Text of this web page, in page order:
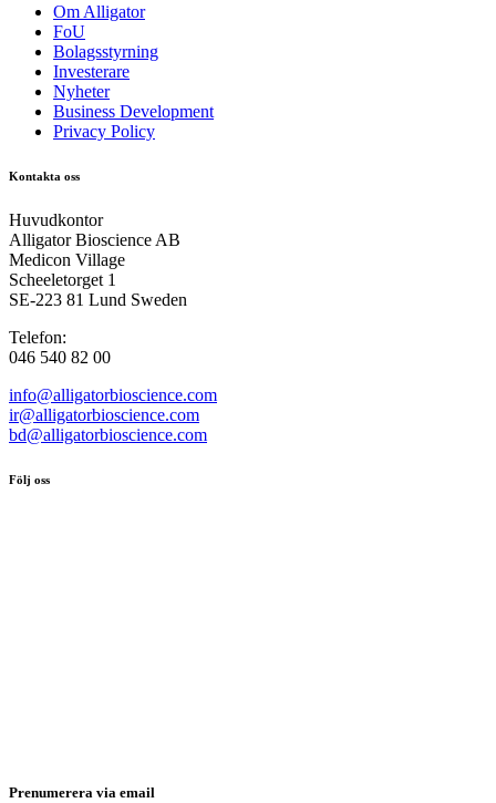
Om Alligator
FoU
Bolagsstyrning
Investerare
Nyheter
Business Development
Privacy Policy
Kontakta oss
Huvudkontor
Alligator Bioscience AB
Medicon Village
Scheeletorget 1
SE-223 81 Lund Sweden
Telefon:
046 540 82 00
info@alligatorbioscience.com
ir@alligatorbioscience.com
bd@alligatorbioscience.com
Följ oss
Prenumerera via email